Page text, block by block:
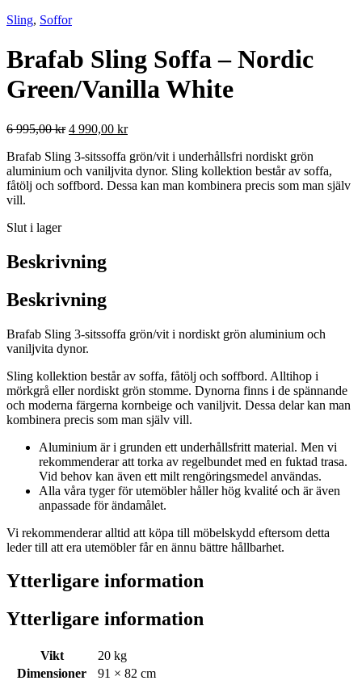
Sling, Soffor
Brafab Sling Soffa – Nordic
Green/Vanilla White
6 995,00kr Det
priset
var:
6
4 990,00 krDet
priset
är:
4
Brafab Sling 3-sitssoffa grön/vit i underhållsfri nordiskt grön
aluminium och vaniljvita dynor. Sling kollektion består av soffa,
fåtölj och soffbord. Dessa kan man kombinera precis som man själv
vill.
Slut i lager
Beskrivning
Beskrivning
Brafab Sling 3-sitssoffa grön/vit i nordiskt grön aluminium och
vaniljvita dynor.
Sling kollektion består av soffa, fåtölj och soffbord. Alltihop i
mörkgrå eller nordiskt grön stomme. Dynorna finns i de spännande
och moderna färgerna kornbeige och vaniljvit. Dessa delar kan man
kombinera precis som man själv vill.
Aluminium är i grunden ett underhållsfritt material. Men vi
rekommenderar att torka av regelbundet med en fuktad trasa.
Vid behov kan även ett milt rengöringsmedel användas.
Alla våra tyger för utemöbler håller hög kvalité och är även
anpassade för ändamålet.
Vi rekommenderar alltid att köpa till möbelskydd eftersom detta
leder till att era utemöbler får en ännu bättre hållbarhet.
Ytterligare information
Ytterligare information
Vikt
20 kg
Dimensioner
91 × 82 cm